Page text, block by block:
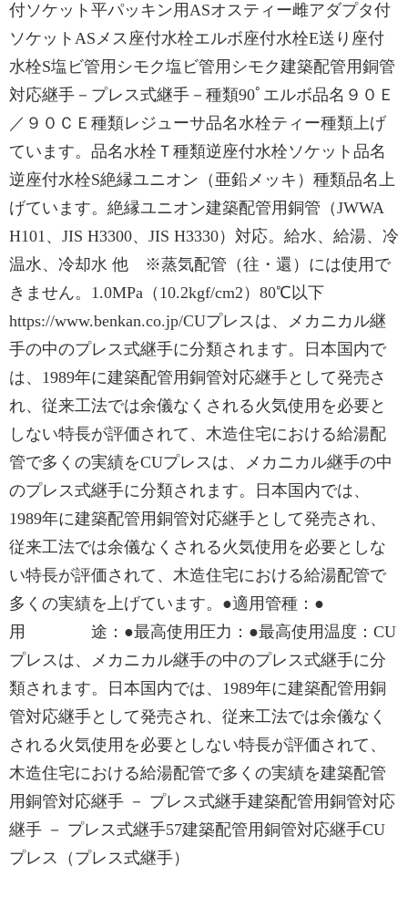
付ソケット平パッキン⽤ASオスティー雌アダプタ付
ソケットASメス座付⽔栓エルボ座付⽔栓E送り座付
⽔栓S塩ビ管⽤シモク塩ビ管⽤シモク建築配管⽤銅管
対応継⼿－プレス式継⼿－種類90ﾟエルボ品名９０Ｅ
／９０ＣＥ種類レジューサ品名⽔栓ティー種類上げ
ています。品名⽔栓Ｔ種類逆座付⽔栓ソケット品名
逆座付⽔栓S絶縁ユニオン（亜鉛メッキ）種類品名上
げています。絶縁ユニオン建築配管用銅管（JWWA
H101、JIS H3300、JIS H3330）対応。給水、給湯、冷
温水、冷却水 他 ※蒸気配管（往・還）には使用で
きません。1.0MPa（10.2kgf/cm2）80℃以下
https://www.benkan.co.jp/CUプレスは、メカニカル継
手の中のプレス式継手に分類されます。日本国内で
は、1989年に建築配管用銅管対応継手として発売さ
れ、従来工法では余儀なくされる火気使用を必要と
しない特長が評価されて、木造住宅における給湯配
管で多くの実績をCUプレスは、メカニカル継手の中
のプレス式継手に分類されます。日本国内では、
1989年に建築配管用銅管対応継手として発売され、
従来工法では余儀なくされる火気使用を必要としな
い特長が評価されて、木造住宅における給湯配管で
多くの実績を上げています。●適用管種：●
用 途：●最高使用圧力：●最高使用温度：CU
プレスは、メカニカル継手の中のプレス式継手に分
類されます。日本国内では、1989年に建築配管用銅
管対応継手として発売され、従来工法では余儀なく
される火気使用を必要としない特長が評価されて、
木造住宅における給湯配管で多くの実績を建築配管
用銅管対応継手 － プレス式継手建築配管用銅管対応
継手 － プレス式継手57建築配管用銅管対応継手CU
プレス（プレス式継手）